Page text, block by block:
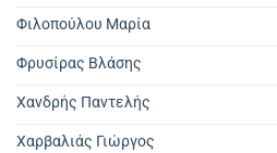
Φιλοπούλου Μαρία
Φρυσίρας Βλάσης
Χανδρής Παντελής
Χαρβαλιάς Γιώργος